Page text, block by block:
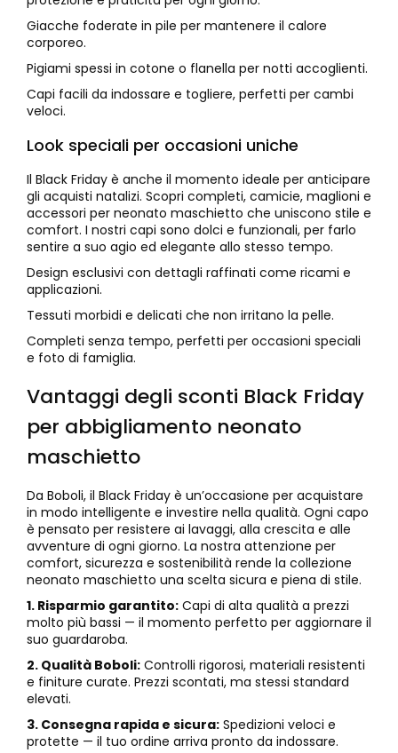
Giacche foderate in pile per mantenere il calore
corporeo.
Pigiami spessi in cotone o flanella per notti accoglienti.
Capi facili da indossare e togliere, perfetti per cambi
veloci.
Look speciali per occasioni uniche
Il Black Friday è anche il momento ideale per anticipare
gli acquisti natalizi. Scopri completi, camicie, maglioni e
accessori per neonato maschietto che uniscono stile e
comfort. I nostri capi sono dolci e funzionali, per farlo
sentire a suo agio ed elegante allo stesso tempo.
Design esclusivi con dettagli raffinati come ricami e
applicazioni.
Tessuti morbidi e delicati che non irritano la pelle.
Completi senza tempo, perfetti per occasioni speciali
e foto di famiglia.
Vantaggi degli sconti Black Friday
per abbigliamento neonato
maschietto
Da Boboli, il Black Friday è un’occasione per acquistare
in modo intelligente e investire nella qualità. Ogni capo
è pensato per resistere ai lavaggi, alla crescita e alle
avventure di ogni giorno. La nostra attenzione per
comfort, sicurezza e sostenibilità rende la collezione
neonato maschietto una scelta sicura e piena di stile.
1. Risparmio garantito: Capi di alta qualità a prezzi
molto più bassi — il momento perfetto per aggiornare il
suo guardaroba.
2. Qualità Boboli: Controlli rigorosi, materiali resistenti
e finiture curate. Prezzi scontati, ma stessi standard
elevati.
3. Consegna rapida e sicura: Spedizioni veloci e
protette — il tuo ordine arriva pronto da indossare.